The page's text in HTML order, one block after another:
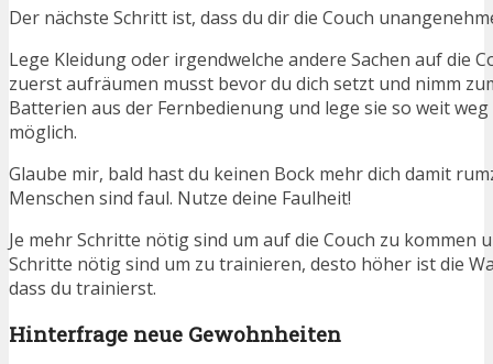
Der nächste Schritt ist, dass du dir die Couch
Lege Kleidung oder irgendwelche andere Sachen auf die
zuerst aufräumen musst bevor du dich setzt und nimm
Batterien aus der Fernbedienung und lege sie so weit
möglich.
Glaube mir, bald hast du keinen Bock mehr dich damit
Menschen sind faul. Nutze deine Faulheit!
Je mehr Schritte nötig sind um auf die Couch zu kommen
Schritte nötig sind um zu trainieren, desto höher ist die
dass du trainierst.
Hinterfrage neue Gewohnheiten